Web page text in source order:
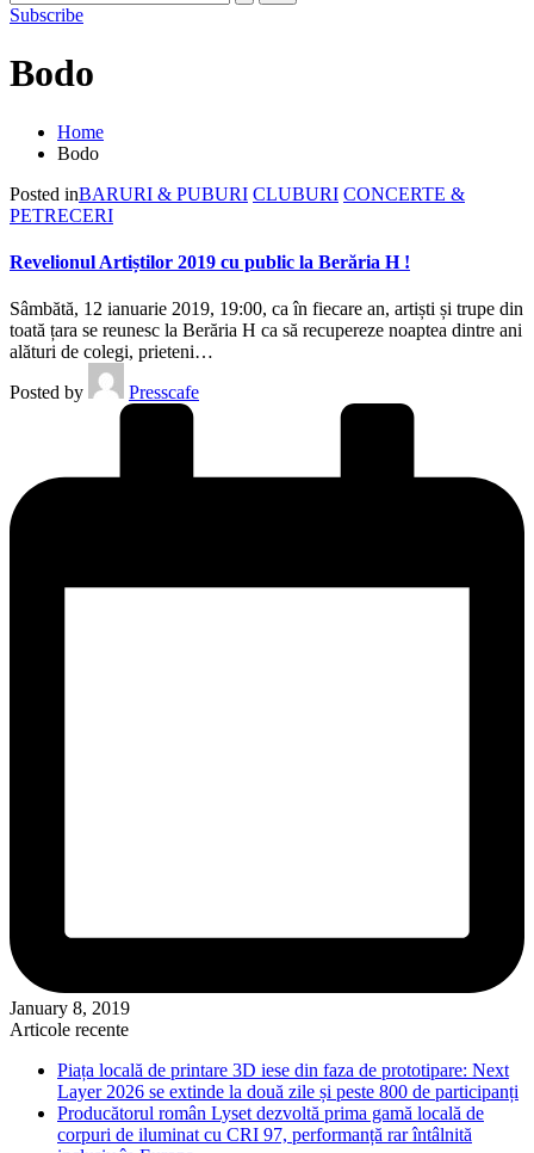
Subscribe
Bodo
Home
Bodo
Posted inBARURI & PUBURI CLUBURI CONCERTE &
PETRECERI
Revelionul Artiștilor 2019 cu public la Berăria H !
Sâmbătă, 12 ianuarie 2019, 19:00, ca în fiecare an, artiști și trupe din
toată țara se reunesc la Berăria H ca să recupereze noaptea dintre ani
alături de colegi, prieteni…
Posted by
Presscafe
January 8, 2019
Articole recente
Piața locală de printare 3D iese din faza de prototipare: Next
Layer 2026 se extinde la două zile și peste 800 de participanți
Producătorul român Lyset dezvoltă prima gamă locală de
corpuri de iluminat cu CRI 97, performanță rar întâlnită